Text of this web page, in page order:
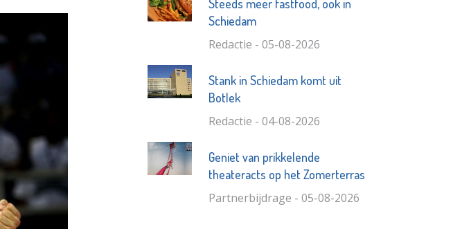
Steeds meer fastfood, ook in
Schiedam
Redactie - 05-08-2026
Stank in Schiedam komt uit
Botlek
Redactie - 04-08-2026
Geniet van prikkelende
theateracts op het Zomerterras
Partnerbijdrage - 05-08-2026